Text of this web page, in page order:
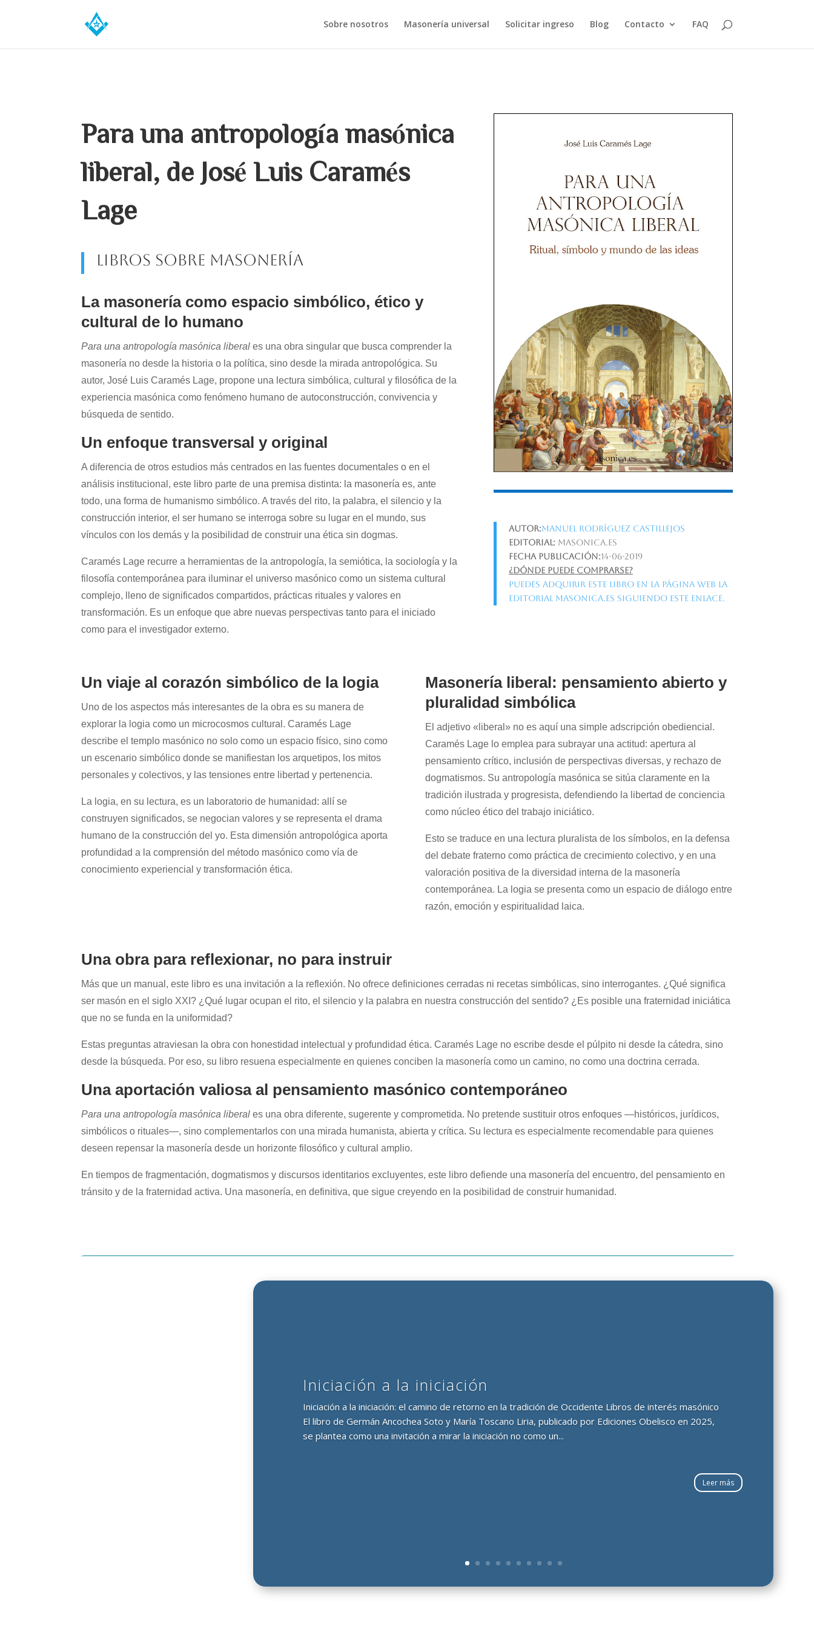
Sobre nosotros Masonería universal Solicitar ingreso Blog Contacto FAQ
Para una antropología masónica
liberal, de José Luis Caramés
Lage
Libros sobre masonería
La masonería como espacio simbólico, ético y
cultural de lo humano
Para una antropología masónica liberal es una obra singular que busca comprender la
masonería no desde la historia o la política, sino desde la mirada antropológica. Su
autor, José Luis Caramés Lage, propone una lectura simbólica, cultural y filosófica de la
experiencia masónica como fenómeno humano de autoconstrucción, convivencia y
búsqueda de sentido.
Un enfoque transversal y original
A diferencia de otros estudios más centrados en las fuentes documentales o en el
análisis institucional, este libro parte de una premisa distinta: la masonería es, ante
todo, una forma de humanismo simbólico. A través del rito, la palabra, el silencio y la
construcción interior, el ser humano se interroga sobre su lugar en el mundo, sus
vínculos con los demás y la posibilidad de construir una ética sin dogmas.
Caramés Lage recurre a herramientas de la antropología, la semiótica, la sociología y la
filosofía contemporánea para iluminar el universo masónico como un sistema cultural
complejo, lleno de significados compartidos, prácticas rituales y valores en
transformación. Es un enfoque que abre nuevas perspectivas tanto para el iniciado
como para el investigador externo.
Autor:Manuel Rodríguez Castillejos
Editorial: MASONICA.ES
Fecha publicación:14-06-2019
¿Dónde puede comprarse?
Puedes adquirir este libro en la página web la
editorial MASONICA.ES siguiendo este enlace.
Un viaje al corazón simbólico de la logia
Uno de los aspectos más interesantes de la obra es su manera de
explorar la logia como un microcosmos cultural. Caramés Lage
describe el templo masónico no solo como un espacio físico, sino como
un escenario simbólico donde se manifiestan los arquetipos, los mitos
personales y colectivos, y las tensiones entre libertad y pertenencia.
La logia, en su lectura, es un laboratorio de humanidad: allí se
construyen significados, se negocian valores y se representa el drama
humano de la construcción del yo. Esta dimensión antropológica aporta
profundidad a la comprensión del método masónico como vía de
conocimiento experiencial y transformación ética.
Masonería liberal: pensamiento abierto y
pluralidad simbólica
El adjetivo «liberal» no es aquí una simple adscripción obediencial.
Caramés Lage lo emplea para subrayar una actitud: apertura al
pensamiento crítico, inclusión de perspectivas diversas, y rechazo de
dogmatismos. Su antropología masónica se sitúa claramente en la
tradición ilustrada y progresista, defendiendo la libertad de conciencia
como núcleo ético del trabajo iniciático.
Esto se traduce en una lectura pluralista de los símbolos, en la defensa
del debate fraterno como práctica de crecimiento colectivo, y en una
valoración positiva de la diversidad interna de la masonería
contemporánea. La logia se presenta como un espacio de diálogo entre
razón, emoción y espiritualidad laica.
Una obra para reflexionar, no para instruir
Más que un manual, este libro es una invitación a la reflexión. No ofrece definiciones cerradas ni recetas simbólicas, sino interrogantes. ¿Qué significa
ser masón en el siglo XXI? ¿Qué lugar ocupan el rito, el silencio y la palabra en nuestra construcción del sentido? ¿Es posible una fraternidad iniciática
que no se funda en la uniformidad?
Estas preguntas atraviesan la obra con honestidad intelectual y profundidad ética. Caramés Lage no escribe desde el púlpito ni desde la cátedra, sino
desde la búsqueda. Por eso, su libro resuena especialmente en quienes conciben la masonería como un camino, no como una doctrina cerrada.
Una aportación valiosa al pensamiento masónico contemporáneo
Para una antropología masónica liberal es una obra diferente, sugerente y comprometida. No pretende sustituir otros enfoques —históricos, jurídicos,
simbólicos o rituales—, sino complementarlos con una mirada humanista, abierta y crítica. Su lectura es especialmente recomendable para quienes
deseen repensar la masonería desde un horizonte filosófico y cultural amplio.
En tiempos de fragmentación, dogmatismos y discursos identitarios excluyentes, este libro defiende una masonería del encuentro, del pensamiento en
tránsito y de la fraternidad activa. Una masonería, en definitiva, que sigue creyendo en la posibilidad de construir humanidad.
Iniciación a la iniciación
Iniciación a la iniciación: el camino de retorno en la tradición de Occidente Libros de interés masónico
El libro de Germán Ancochea Soto y María Toscano Liria, publicado por Ediciones Obelisco en 2025,
se plantea como una invitación a mirar la iniciación no como un...
Leer más